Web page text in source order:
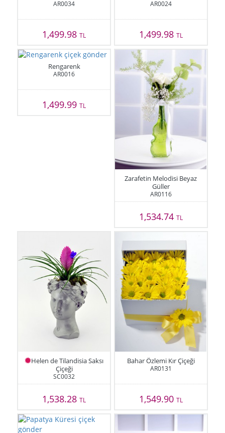
AR0034
1,499.98TL
AR0024
1,499.98 TL
Rengarenk
AR0016
1,499.99TL
Zarafetin Melodisi Beyaz
Güller
AR0116
1,534.74 TL
Helen de Tilandisia Saksı
Çiçeği
SC0032
1,538.28TL
Bahar Özlemi Kır Çiçeği
AR0131
1,549.90 TL